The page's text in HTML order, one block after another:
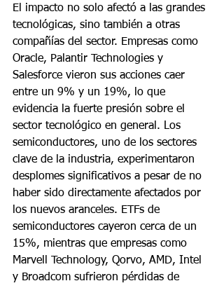
El impacto no solo afectó a las grandes
tecnológicas, sino también a otras
compañías del sector. Empresas como
Oracle, Palantir Technologies y
Salesforce vieron sus acciones caer
entre un 9% y un 19%, lo que
evidencia la fuerte presión sobre el
sector tecnológico en general. Los
semiconductores, uno de los sectores
clave de la industria, experimentaron
desplomes significativos a pesar de no
haber sido directamente afectados por
los nuevos aranceles. ETFs de
semiconductores cayeron cerca de un
15%, mientras que empresas como
Marvell Technology, Qorvo, AMD, Intel
y Broadcom sufrieron pérdidas de